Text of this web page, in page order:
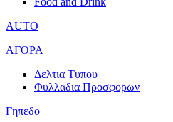
AUTO
ΑΓΟΡΑ
Δελτια Τυπου
Φυλλαδια Προσφορων
Γηπεδο